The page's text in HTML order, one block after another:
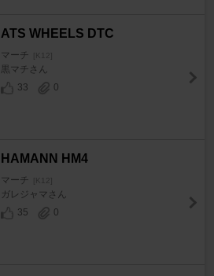
ATS WHEELS DTC
マーチ
黒マチさん
33
0
HAMANN HM4
マーチ
ガレジャマさん
35
0